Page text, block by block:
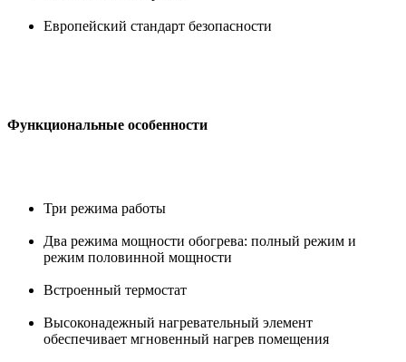
Европейский стандарт безопасности
Функциональные особенности
Три режима работы
Два режима мощности обогрева: полный режим и
режим половинной мощности
Встроенный термостат
Высоконадежный нагревательный элемент
обеспечивает мгновенный нагрев помещения